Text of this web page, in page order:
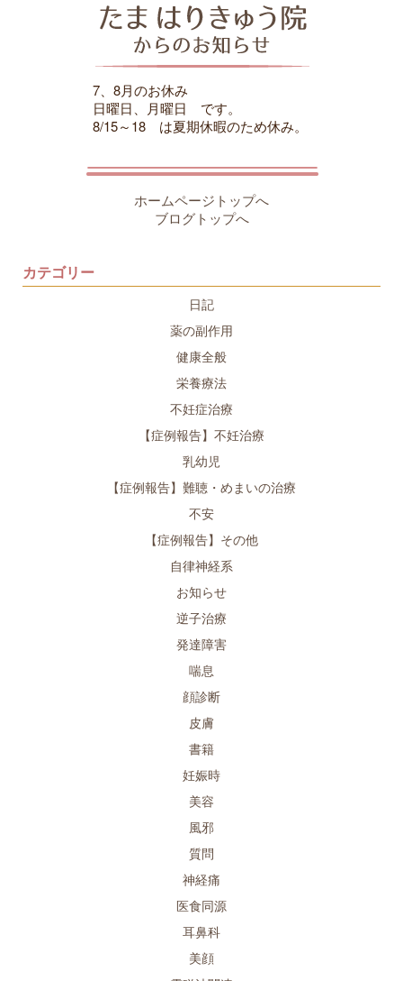
7、8月のお休み
日曜日、月曜日 です。
8/15～18 は夏期休暇のため休み。
ホームページトップへ
ブログトップへ
カテゴリー
日記
薬の副作用
健康全般
栄養療法
不妊症治療
【症例報告】不妊治療
乳幼児
【症例報告】難聴・めまいの治療
不安
【症例報告】その他
自律神経系
お知らせ
逆子治療
発達障害
喘息
顔診断
皮膚
書籍
妊娠時
美容
風邪
質問
神経痛
医食同源
耳鼻科
美顔